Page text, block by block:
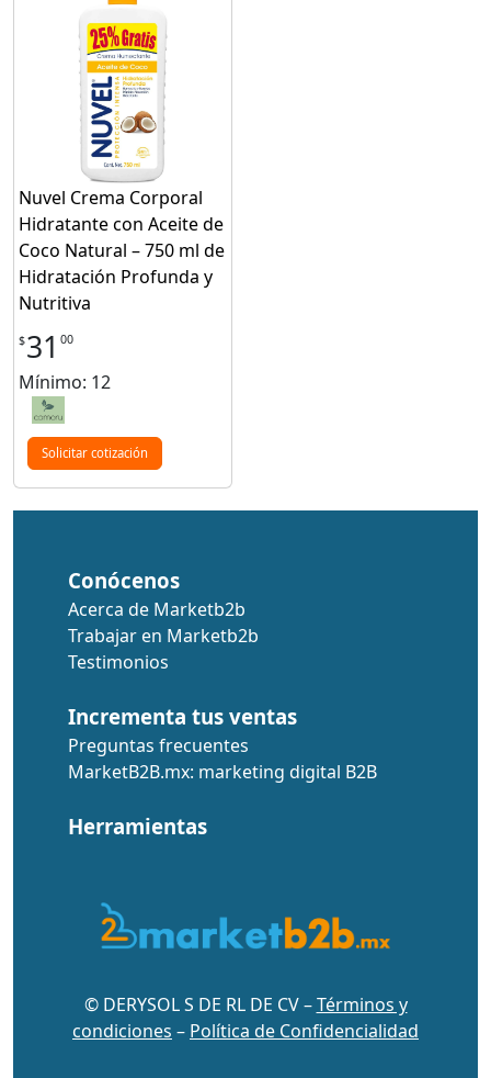
Nuvel Crema Corporal
Hidratante con Aceite de
Coco Natural – 750 ml de
Hidratación Profunda y
Nutritiva
$31 00
Mínimo: 12
Solicitar cotización
Conócenos
Acerca de Marketb2b
Trabajar en Marketb2b
Testimonios
Incrementa tus ventas
Preguntas frecuentes
MarketB2B.mx: marketing digital B2B
Herramientas
© DERYSOL S DE RL DE CV –Términos y
condiciones – Política de Confidencialidad